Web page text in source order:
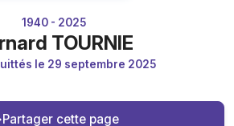
1940 - 2025
TOURNIE
le 29 septembre 2025
Partager cette page